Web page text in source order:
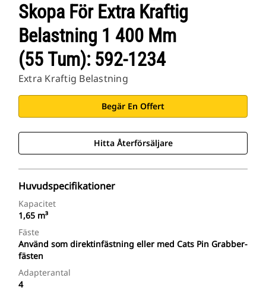
Skopa För Extra Kraftig
Belastning 1 400 Mm
(55 Tum): 592-1234
Extra Kraftig Belastning
Begär En Offert
Hitta Återförsäljare
Huvudspecifikationer
Kapacitet
1,65 m³
Fäste
Använd som direktinfästning eller med Cats Pin Grabber-
fästen
Adapterantal
4